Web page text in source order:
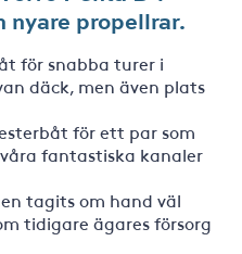
nyare propellrar.
för snabba turer i
däck, men även plats
för ett par som
fantastiska kanaler
tagits om hand väl
tidigare ägares försorg